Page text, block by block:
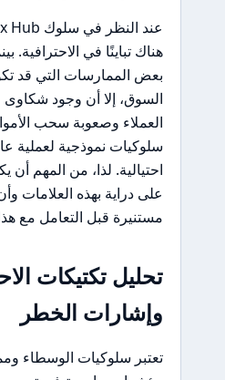
هناك تباينًا في الاحترافية.
بعض الممارسات التي قد
السوق، إلا أن وجود
العملاء وصعوبة سحب
سلوكيات نموذجية لعملية
احتيالية. لذا، من المهم
على دراية بهذه العلامات
مستنيرة قبل التعامل مع
تحليل تكتيكات
وإشارات الخطر
تعتبر سلوكيات الوسطاء